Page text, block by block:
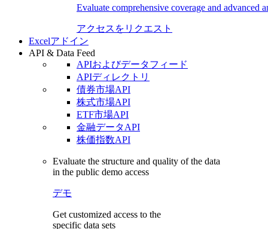
Evaluate comprehensive coverage and advanced
アクセスをリクエスト
Excelアドイン
API & Data Feed
APIおよびデータフィード
APIディレクトリ
債券市場API
株式市場API
ETF市場API
金融データAPI
株価指数API
Evaluate the structure and quality of the data
in the public demo access
デモ
Get customized access to the
specific data sets